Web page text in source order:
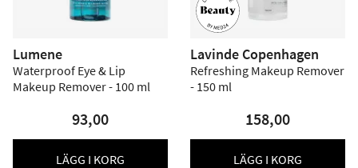
Lumene
Waterproof Eye & Lip
Makeup Remover - 100 ml
93,00
LÄGG I KORG
Lavinde Copenhagen
Refreshing Makeup Remover
- 150 ml
158,00
LÄGG I KORG